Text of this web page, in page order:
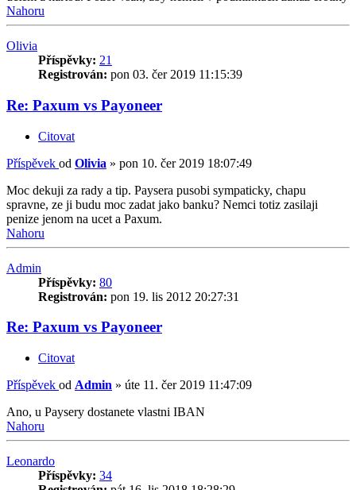
Nahoru
Olivia
Příspěvky: 21
Registrován: pon 03. čer 2019 11:15:39
Re: Paxum vs Payoneer
Citovat
Příspěvek od Olivia » pon 10. čer 2019 18:07:49
Moc dekuji za rady a tip. Paysera pusobi sympaticky, chapu
spravne, ze ji budu moc zadat jako banku? Nemci totiz zasilaji
penize jenom na ucet a Paxum.
Nahoru
Admin
Příspěvky: 80
Registrován: pon 19. lis 2012 20:27:31
Re: Paxum vs Payoneer
Citovat
Příspěvek od Admin » úte 11. čer 2019 11:47:09
Ano, u Paysery dostanete vlastni IBAN
Nahoru
Leonardo
Příspěvky: 34